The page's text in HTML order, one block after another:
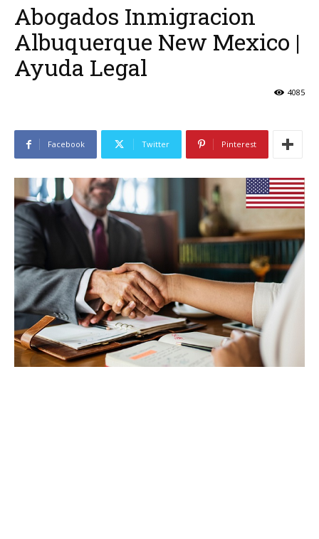
Abogados Inmigracion
Albuquerque New Mexico |
Ayuda Legal
4085
Facebook Twitter Pinterest